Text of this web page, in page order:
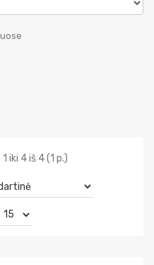
1 iki 4 iš 4 (1 p.)